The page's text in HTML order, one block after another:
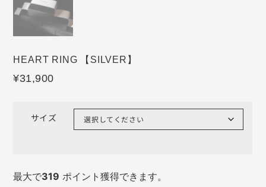
HEART RING 【SILVER】
¥31,900
サイズ
最大で319 ポイント獲得できます。